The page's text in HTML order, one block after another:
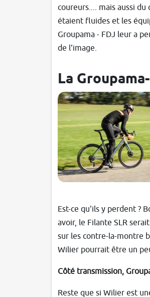
coureurs.... mais aussi
étaient fluides et les
Groupama - FDJ leur a
de l'image.
La
Est-ce qu'ils y perdent ?
avoir, le Filante SLR
sur les contre-la-montre
Wilier pourrait être un
Côté transmission,
Reste que si Wilier est